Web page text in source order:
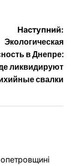
Наступний:
Экологическая
в Днепре:
ликвидируют
свалки